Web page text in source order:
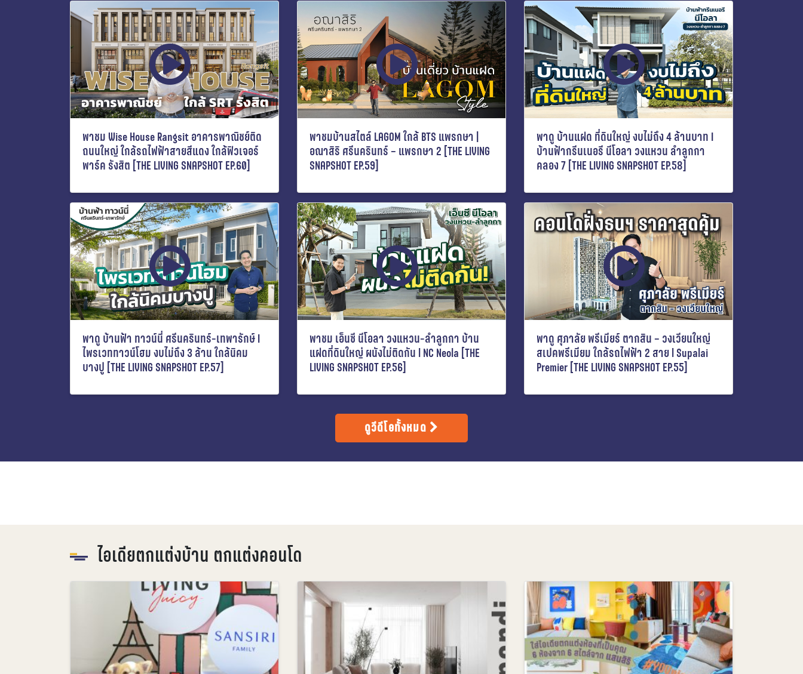
พาชม Wise House Rangsit อาคารพาณิชย์ติด
ถนนใหญ่ ใกล้รถไฟฟ้าสายสีแดง ใกล้ฟิวเจอร์
พาร์ค รังสิต [THE LIVING SNAPSHOT EP.60]
พาชมบ้านสไตล์ LAGOM ใกล้ BTS แพรกษา |
อณาสิริ ศรีนครินทร์ – แพรกษา 2 [THE LIVING
SNAPSHOT EP.59]
พาดู บ้านแฝด ที่ดินใหญ่ งบไม่ถึง 4 ล้านบาท I
บ้านฟ้ากรีนเนอรี นีโอลา วงแหวน ลำลูกกา
คลอง 7 [THE LIVING SNAPSHOT EP.58]
พาดู บ้านฟ้า ทาวน์นี่ ศรีนครินทร์-เทพารักษ์ I
ไพรเวททาวน์โฮม งบไม่ถึง 3 ล้าน ใกล้นิคม
บางปู [THE LIVING SNAPSHOT EP.57]
พาชม เอ็นซี นีโอลา วงแหวน-ลำลูกกา บ้าน
แฝดที่ดินใหญ่ ผนังไม่ติดกัน l NC Neola [THE
LIVING SNAPSHOT EP.56]
พาดู ศุภาลัย พรีเมียร์ ตากสิน – วงเวียนใหญ่
สเปคพรีเมียม ใกล้รถไฟฟ้า 2 สาย l Supalai
Premier [THE LIVING SNAPSHOT EP.55]
ดูวีดีโอทั้งหมด
ไอเดียตกแต่งบ้าน ตกแต่งคอนโด